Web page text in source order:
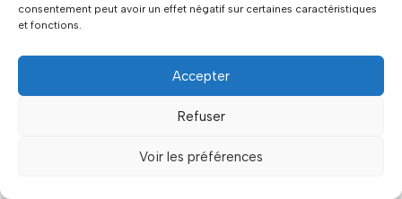
consentement peut avoir un effet négatif sur certaines caractéristiques
et fonctions.
Accepter
Refuser
Voir les préférences
résultats varient en fonction de l’alimentation,
noter :95% des personnes reprennent du poids
, selon l’Anses. Le programme
favorise une perte progressive, mais son
durablement ses principes, comme le comptage